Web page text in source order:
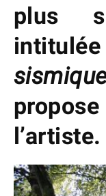
plus
l’artiste.